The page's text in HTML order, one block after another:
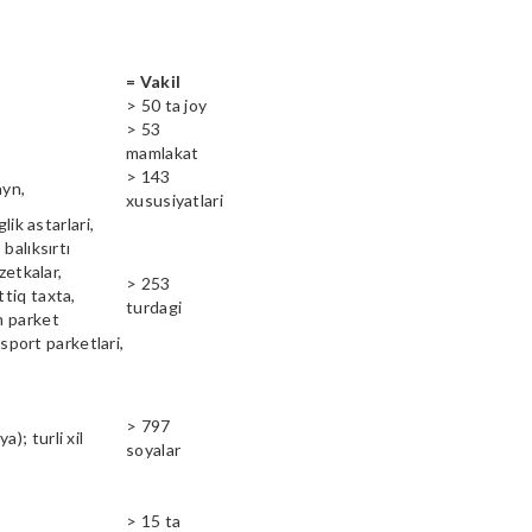
= Vakil
> 50 ta joy
> 53
mamlakat
> 143
xususiyatlari
astarlari,
taxta,
parket
parketlari,
> 253
turdagi
turli xil
> 797
soyalar
> 15 ta